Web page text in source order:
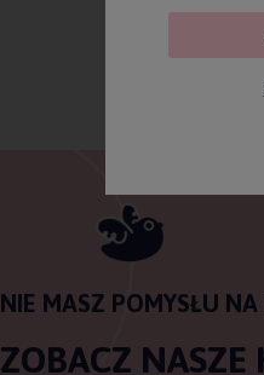
NIE MASZ POMYSŁU NA
ZOBACZ NASZE